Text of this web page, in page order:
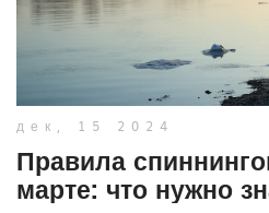
дек, 15 2024
Правила
марте: что нужно